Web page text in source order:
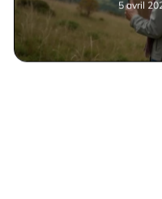
5 avril